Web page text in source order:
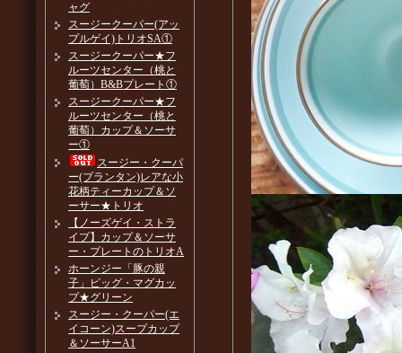
ャグ
スージークーパー(アッ
プルゲイ)トリオSA①
スージークーパー★フ
ルーツセンター（桃と
葡萄）B&Bプレート①
スージークーパー★フ
ルーツセンター（桃と
葡萄）カップ＆ソーサ
ー①
スージー・クーパ
ー(プランタン)レアな小
花柄ティーカップ＆ソ
ーサー★トリオ
【ノーズゲイ・ストラ
イプ】カップ＆ソーサ
ー・プレートのトリオA
ホーンジー「豚の親
子」ピッグ・マグカッ
プ★グリーン
スージー・クーパー(エ
イコーン)スープカップ
＆ソーサーA1